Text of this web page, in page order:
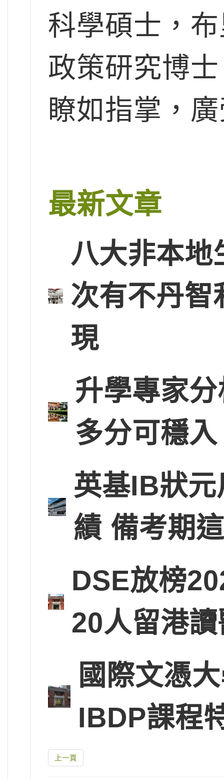
科學碩士，
政策研究博
瞭如指掌，
最新文章
八大非本地
次有不丹智
現
升學專家
多分可穩
英基IB狀
績 備考期
DSE放榜
20人留港
國際文憑
IBDP課程
上一頁